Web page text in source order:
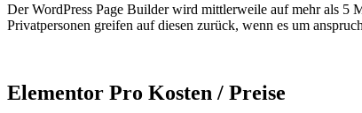
Der WordPress Page Builder wird mittlerweile auf mehr als 5
Privatpersonen greifen auf diesen zurück, wenn es um
Elementor Pro Kosten / Preise